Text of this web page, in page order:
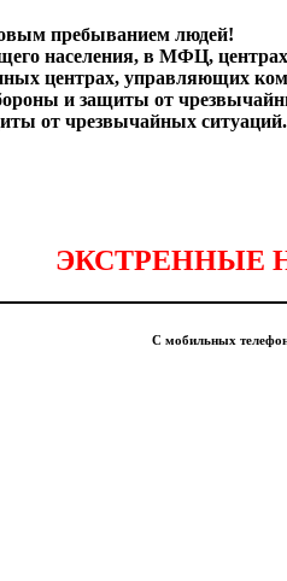
пребыванием людей!
населения, в МФЦ,
центрах, управляющих
и защиты от
от чрезвычайных ситуаций.
ЭКСТРЕННЫЕ
С мобильных